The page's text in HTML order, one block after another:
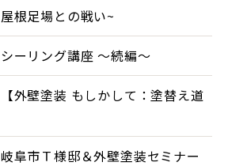
屋根足場との戦い~
シーリング講座 ～続編～
【外壁塗装 もしかして：塗替え道
岐阜市Ｔ様邸＆外壁塗装セミナー